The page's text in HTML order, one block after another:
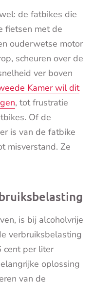
de fatbikes die
fietsen met de
ouderwetse motor
scheuren over de
ver boven
Kamer wil dit
, tot frustratie
Of de
is van de fatbike
misverstand. Ze
is bij alcoholvrije
verbruiksbelasting
cent per liter
oplossing
van de